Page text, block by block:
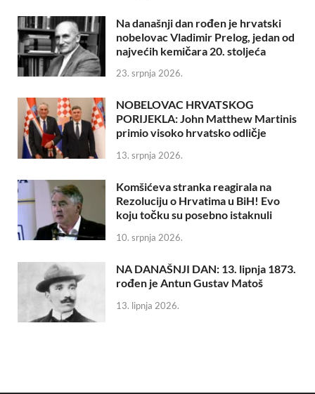
Na današnji dan rođen je hrvatski
nobelovac Vladimir Prelog, jedan od
najvećih kemičara 20. stoljeća
23. srpnja 2026.
NOBELOVAC HRVATSKOG
PORIJEKLA: John Matthew Martinis
primio visoko hrvatsko odličje
13. srpnja 2026.
Komšićeva stranka reagirala na
Rezoluciju o Hrvatima u BiH! Evo
koju točku su posebno istaknuli
10. srpnja 2026.
NA DANAŠNJI DAN: 13. lipnja 1873.
rođen je Antun Gustav Matoš
13. lipnja 2026.